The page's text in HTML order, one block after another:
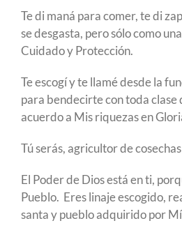
Te di maná para comer, te di
se desgasta, pero sólo como
Cuidado y Protección.
Te escogí y te llamé desde la
para bendecirte con toda clase
acuerdo a Mis riquezas en
Tú serás, agricultor de
El Poder de Dios está en ti,
Pueblo. Eres linaje escogido,
santa y pueblo adquirido por